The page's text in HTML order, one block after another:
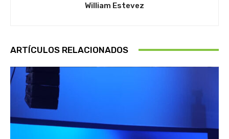
William Estevez
ARTÍCULOS RELACIONADOS